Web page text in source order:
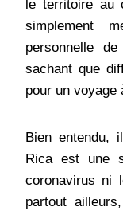
le territoire au
simplement
personnelle
sachant que
pour un voyage
Bien entendu,
Rica est une
coronavirus ni
partout